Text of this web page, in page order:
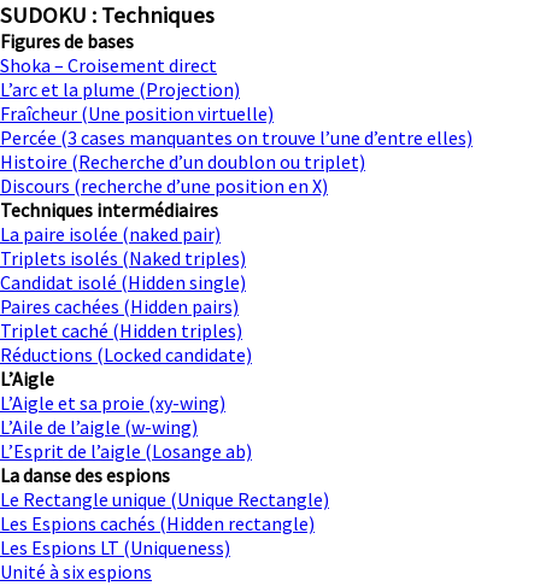
SUDOKU : Techniques
Figures de bases
Shoka – Croisement direct
L’arc et la plume (Projection)
Fraîcheur (Une position virtuelle)
Percée (3 cases manquantes on trouve l’une d’entre elles)
Histoire (Recherche d’un doublon ou triplet)
Discours (recherche d’une position en X)
Techniques intermédiaires
La paire isolée (naked pair)
Triplets isolés (Naked triples)
Candidat isolé (Hidden single)
Paires cachées (Hidden pairs)
Triplet caché (Hidden triples)
Réductions (Locked candidate)
L’Aigle
L’Aigle et sa proie (xy-wing)
L’Aile de l’aigle (w-wing)
L’Esprit de l’aigle (Losange ab)
La danse des espions
Le Rectangle unique (Unique Rectangle)
Les Espions cachés (Hidden rectangle)
Les Espions LT (Uniqueness)
Unité à six espions